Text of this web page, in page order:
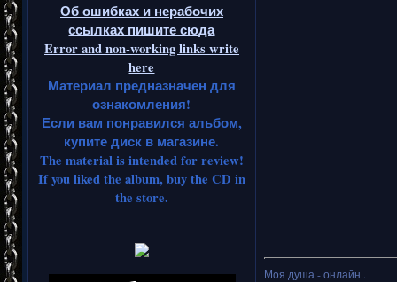
Об ошибках и нерабочих
ссылках пишите сюда
Error and non-working links write
here
Материал предназначен для
ознакомления!
Если вам понравился альбом,
купите диск в магазине.
The material is intended for review!
If you liked the album, buy the CD in
the store.
Моя душа - онлайн..